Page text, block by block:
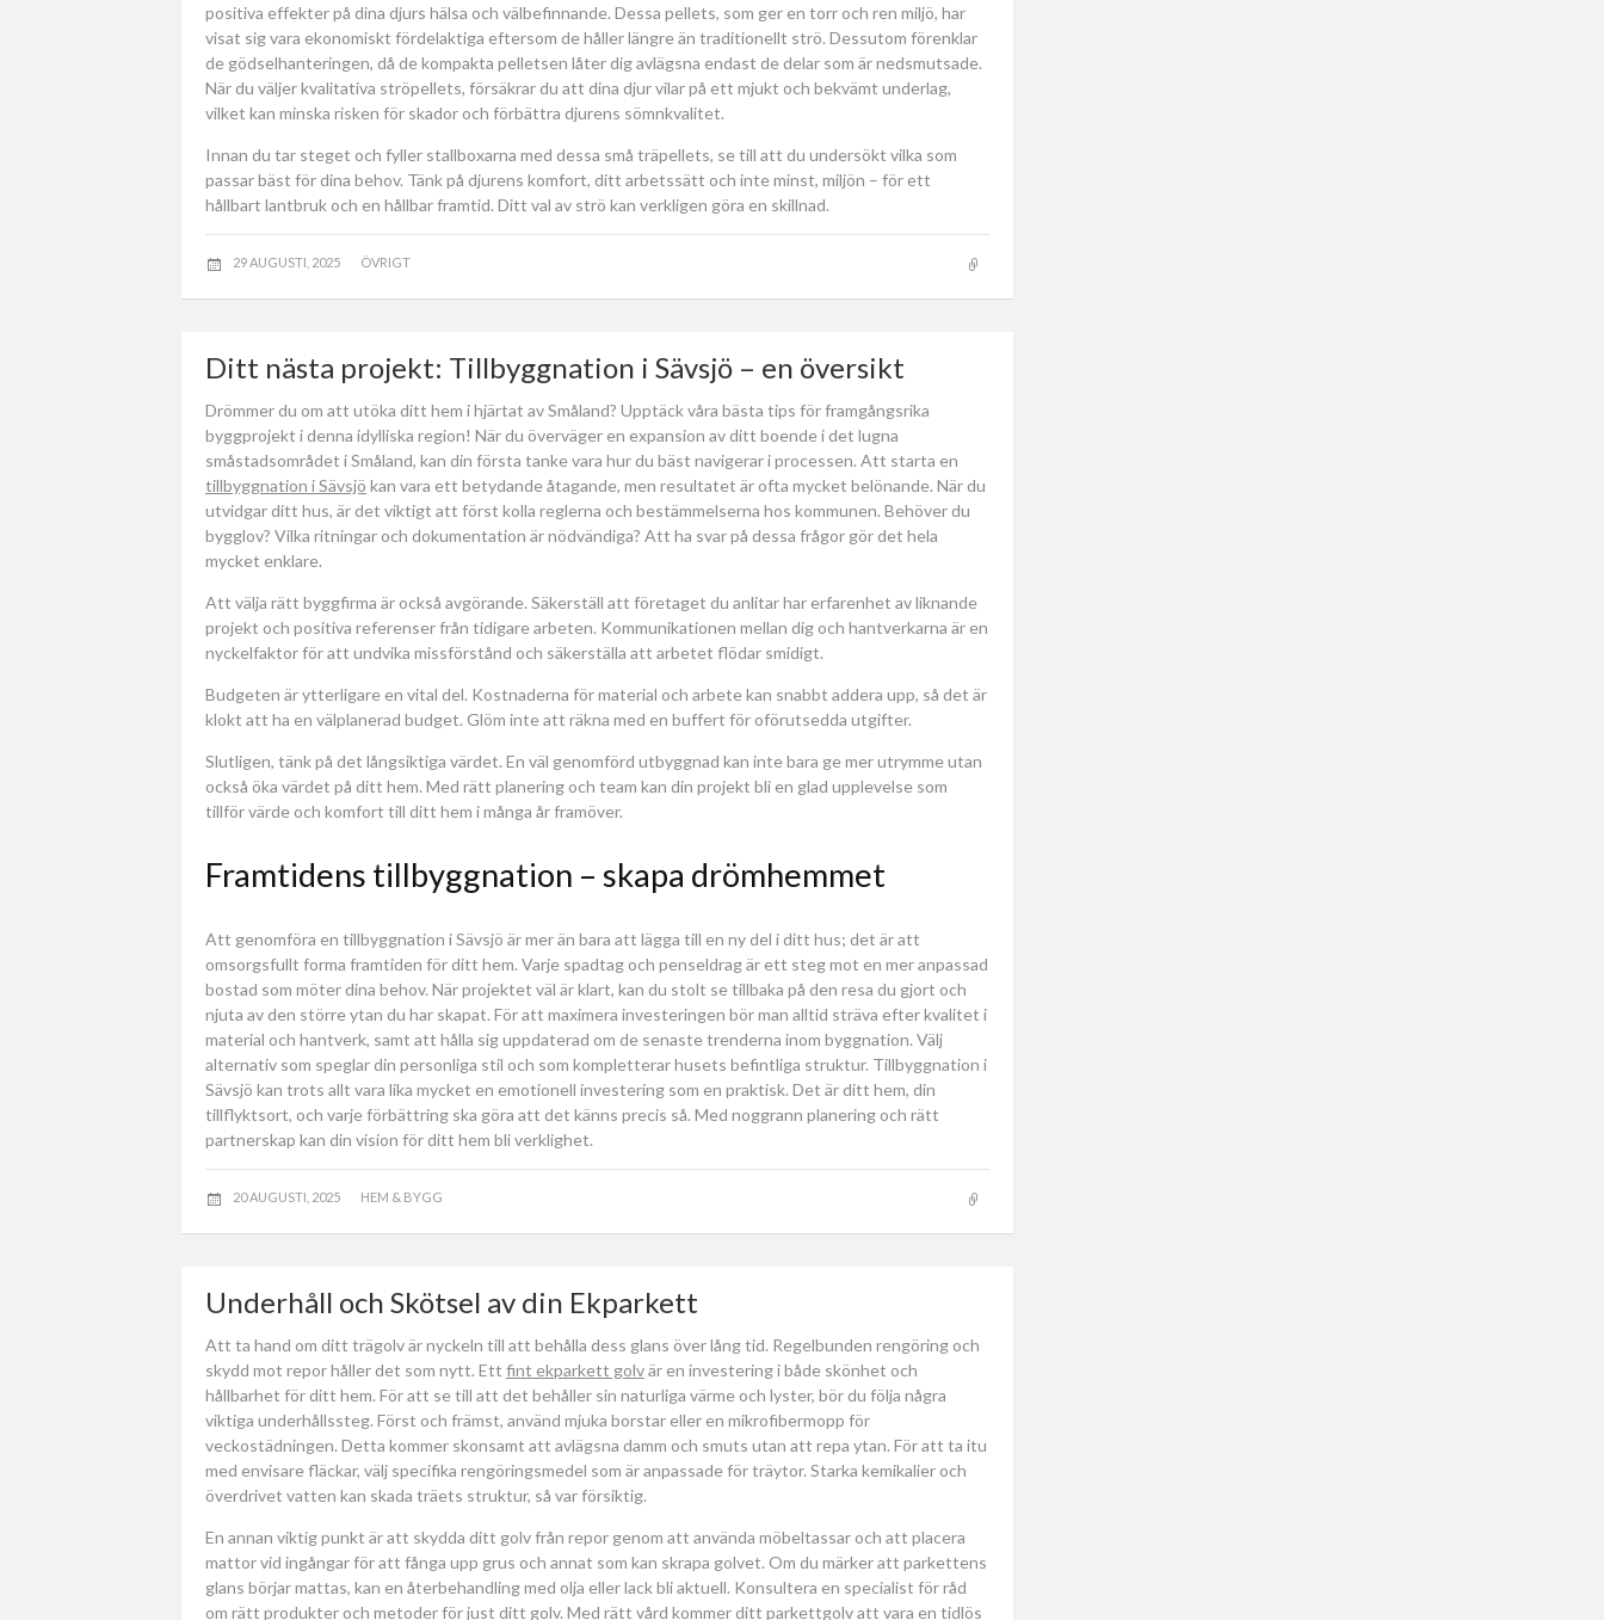
positiva effekter på dina djurs hälsa och välbefinnande. Dessa pellets, som ger en torr och ren miljö, har
visat sig vara ekonomiskt fördelaktiga eftersom de håller längre än traditionellt strö. Dessutom förenklar
de gödselhanteringen, då de kompakta pelletsen låter dig avlägsna endast de delar som är nedsmutsade.
När du väljer kvalitativa ströpellets, försäkrar du att dina djur vilar på ett mjukt och bekvämt underlag,
vilket kan minska risken för skador och förbättra djurens sömnkvalitet.
Innan du tar steget och fyller stallboxarna med dessa små träpellets, se till att du undersökt vilka som
passar bäst för dina behov. Tänk på djurens komfort, ditt arbetssätt och inte minst, miljön – för ett
hållbart lantbruk och en hållbar framtid. Ditt val av strö kan verkligen göra en skillnad.
29 AUGUSTI, 2025 ÖVRIGT
Ditt nästa projekt: Tillbyggnation i Sävsjö – en översikt
Drömmer du om att utöka ditt hem i hjärtat av Småland? Upptäck våra bästa tips för framgångsrika
byggprojekt i denna idylliska region! När du överväger en expansion av ditt boende i det lugna
småstadsområdet i Småland, kan din första tanke vara hur du bäst navigerar i processen. Att starta en
tillbyggnation i Sävsjö kan vara ett betydande åtagande, men resultatet är ofta mycket belönande. När du
utvidgar ditt hus, är det viktigt att först kolla reglerna och bestämmelserna hos kommunen. Behöver du
bygglov? Vilka ritningar och dokumentation är nödvändiga? Att ha svar på dessa frågor gör det hela
mycket enklare.
Att välja rätt byggfirma är också avgörande. Säkerställ att företaget du anlitar har erfarenhet av liknande
projekt och positiva referenser från tidigare arbeten. Kommunikationen mellan dig och hantverkarna är en
nyckelfaktor för att undvika missförstånd och säkerställa att arbetet flödar smidigt.
Budgeten är ytterligare en vital del. Kostnaderna för material och arbete kan snabbt addera upp, så det är
klokt att ha en välplanerad budget. Glöm inte att räkna med en buffert för oförutsedda utgifter.
Slutligen, tänk på det långsiktiga värdet. En väl genomförd utbyggnad kan inte bara ge mer utrymme utan
också öka värdet på ditt hem. Med rätt planering och team kan din projekt bli en glad upplevelse som
tillför värde och komfort till ditt hem i många år framöver.
Framtidens tillbyggnation – skapa drömhemmet
Att genomföra en tillbyggnation i Sävsjö är mer än bara att lägga till en ny del i ditt hus; det är att
omsorgsfullt forma framtiden för ditt hem. Varje spadtag och penseldrag är ett steg mot en mer anpassad
bostad som möter dina behov. När projektet väl är klart, kan du stolt se tillbaka på den resa du gjort och
njuta av den större ytan du har skapat. För att maximera investeringen bör man alltid sträva efter kvalitet i
material och hantverk, samt att hålla sig uppdaterad om de senaste trenderna inom byggnation. Välj
alternativ som speglar din personliga stil och som kompletterar husets befintliga struktur. Tillbyggnation i
Sävsjö kan trots allt vara lika mycket en emotionell investering som en praktisk. Det är ditt hem, din
tillflyktsort, och varje förbättring ska göra att det känns precis så. Med noggrann planering och rätt
partnerskap kan din vision för ditt hem bli verklighet.
20 AUGUSTI, 2025 HEM & BYGG
Underhåll och Skötsel av din Ekparkett
Att ta hand om ditt trägolv är nyckeln till att behålla dess glans över lång tid. Regelbunden rengöring och
skydd mot repor håller det som nytt. Ett fint ekparkett golvär en investering i både skönhet och
hållbarhet för ditt hem. För att se till att det behåller sin naturliga värme och lyster, bör du följa några
viktiga underhållssteg. Först och främst, använd mjuka borstar eller en mikrofibermopp för
veckostädningen. Detta kommer skonsamt att avlägsna damm och smuts utan att repa ytan. För att ta itu
med envisare fläckar, välj specifika rengöringsmedel som är anpassade för träytor. Starka kemikalier och
överdrivet vatten kan skada träets struktur, så var försiktig.
En annan viktig punkt är att skydda ditt golv från repor genom att använda möbeltassar och att placera
mattor vid ingångar för att fånga upp grus och annat som kan skrapa golvet. Om du märker att parkettens
glans börjar mattas, kan en återbehandling med olja eller lack bli aktuell. Konsultera en specialist för råd
om rätt produkter och metoder för just ditt golv. Med rätt vård kommer ditt parkettgolv att vara en tidlös